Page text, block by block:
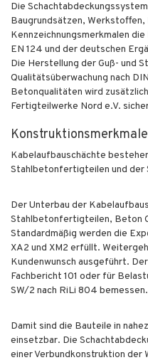
Die
Baugrundsätzen,
Kennzeichnungsmerkmalen
EN 124 und der deutschen
Die Herstellung der Guß- und
Qualitätsüberwachung nach
Betonqualitäten wird
Fertigteilwerke Nord e.V.
Konstruktionsmerkmale
Kabelaufbauschächte
Stahlbetonfertigteilen und der
Der Unterbau der
Stahlbetonfertigteilen, Beton
Standardmäßig werden die
XA2 und XM2 erfüllt.
Kundenwunsch ausgeführt.
Fachbericht 101 oder für
SW/2 nach RiLi 804 bemessen.
Damit sind die Bauteile in
einsetzbar. Die
einer Verbundkonstruktion der